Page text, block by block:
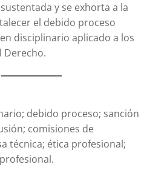
y se exhorta a la
el debido proceso
disciplinario aplicado a los
Derecho.
debido proceso; sanción
comisiones de
técnica; ética profesional;